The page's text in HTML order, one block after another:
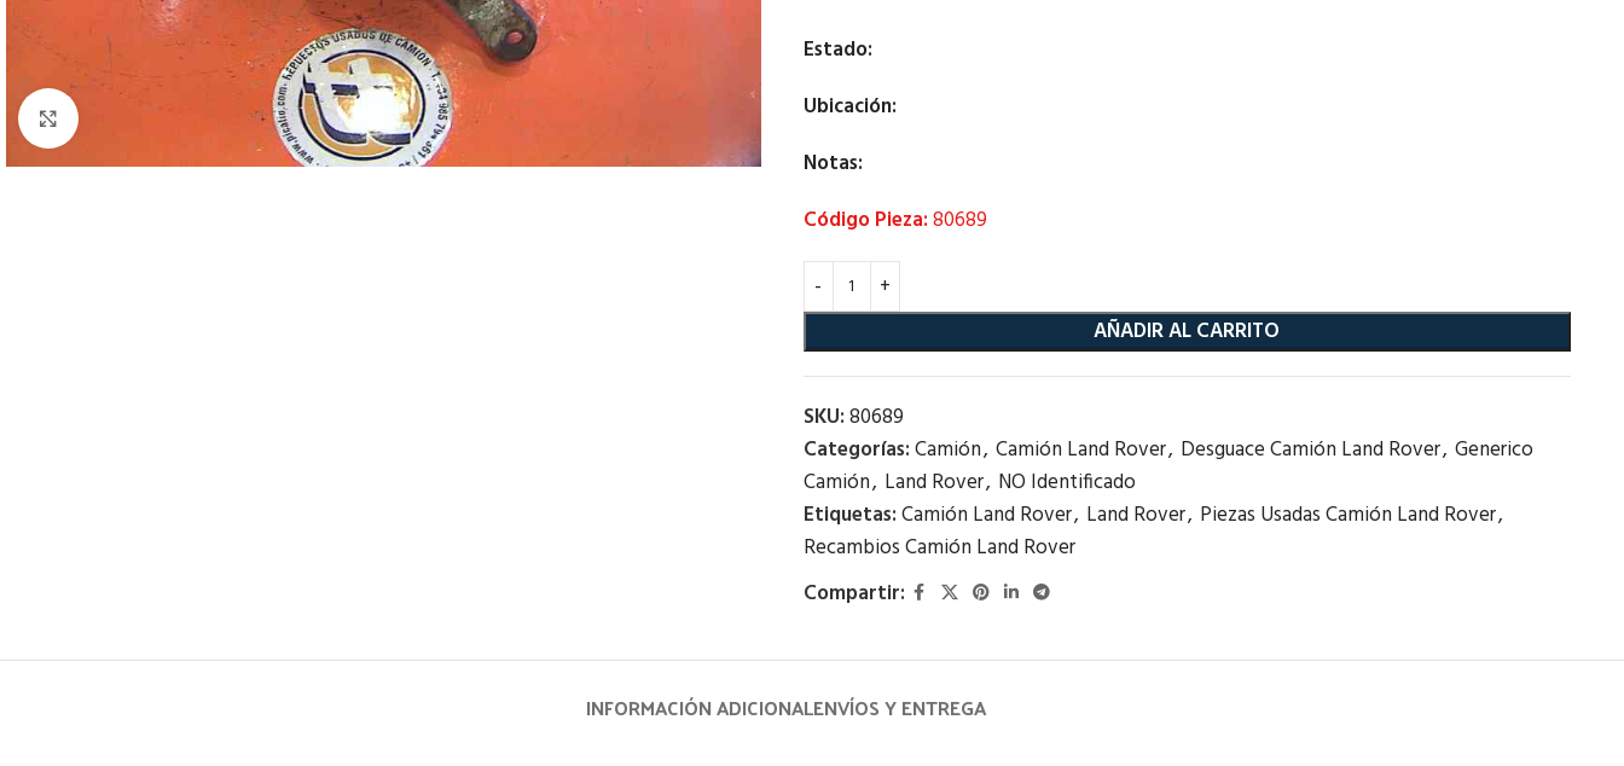
Estado:
Ubicación:
Notas:
Código Pieza:80689
AÑADIR AL CARRITO
SKU:80689
Categorías:Camión, Camión Land Rover, Desguace Camión Land Rover, Generico
Camión, Land Rover, NO Identificado
Etiquetas:Camión Land Rover, Land Rover, Piezas Usadas Camión Land Rover,
Recambios Camión Land Rover
Compartir:
INFORMACIÓN ADICIONALENVÍOS Y ENTREGA